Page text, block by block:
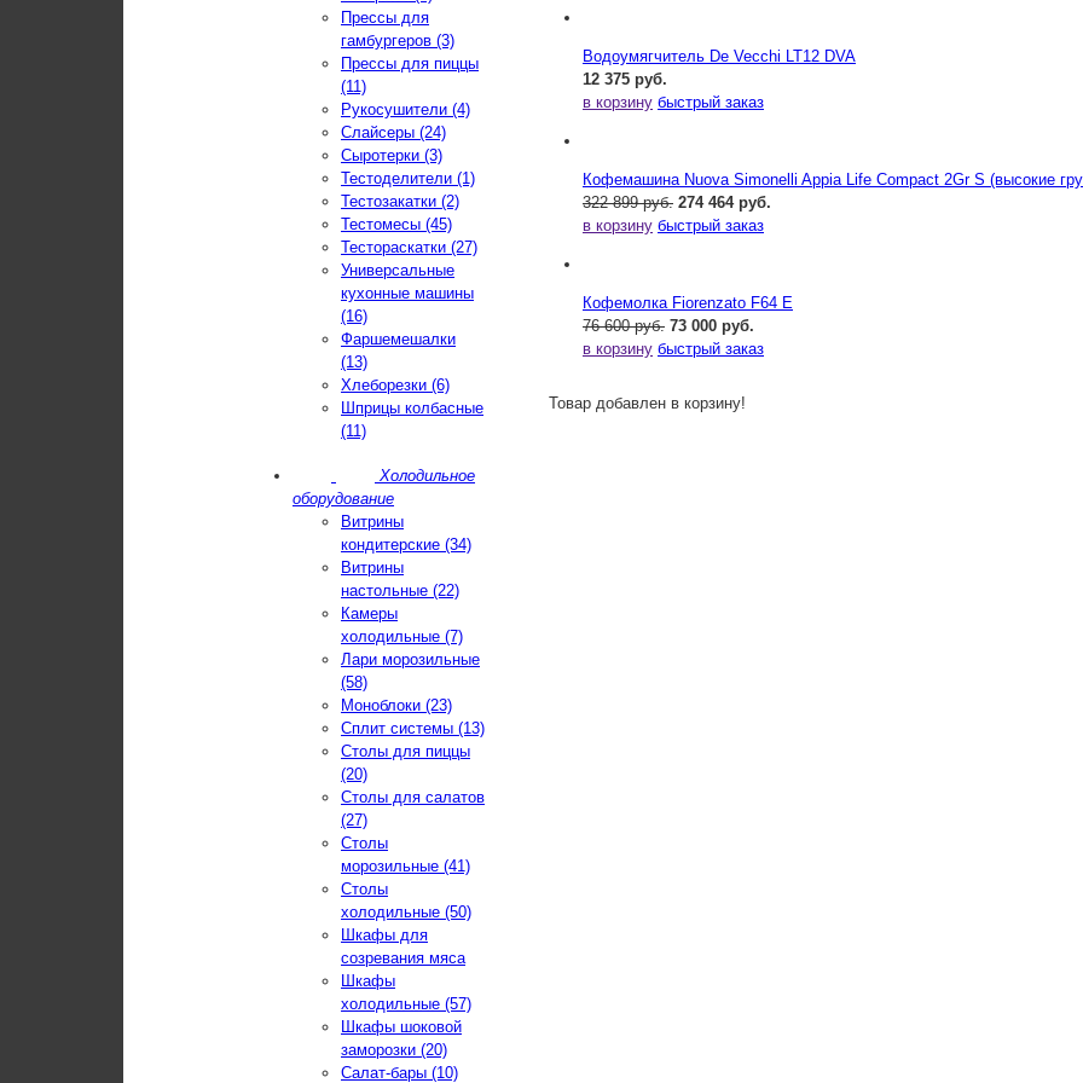
Водоумягчитель De Vecchi LT12 DVA
12 375 руб.
в корзину быстрый заказ
Кофемашина Nuova Simonelli Appia Life Compact 2Gr S (высокие
322 899 руб. 274 464 руб.
в корзину быстрый заказ
Кофемолка Fiorenzato F64 E
76 600 руб. 73 000 руб.
в корзину быстрый заказ
Товар добавлен в корзину!
Прессы для
гамбургеров (3)
Прессы для пиццы
(11)
Рукосушители (4)
Слайсеры (24)
Сыротерки (3)
Тестоделители (1)
Тестозакатки (2)
Тестомесы (45)
Тестораскатки (27)
Универсальные
кухонные машины
(16)
Фаршемешалки
(13)
Хлеборезки (6)
Шприцы колбасные
(11)
Холодильное
оборудование
Витрины
кондитерские (34)
Витрины
настольные (22)
Камеры
холодильные (7)
Лари морозильные
(58)
Моноблоки (23)
Сплит системы (13)
Столы для пиццы
(20)
Столы для салатов
(27)
Столы
морозильные (41)
Столы
холодильные (50)
Шкафы для
созревания мяса
Шкафы
холодильные (57)
Шкафы шоковой
заморозки (20)
Салат-бары (10)